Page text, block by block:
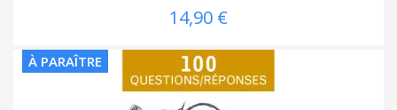
14,90 €
À PARAÎTRE